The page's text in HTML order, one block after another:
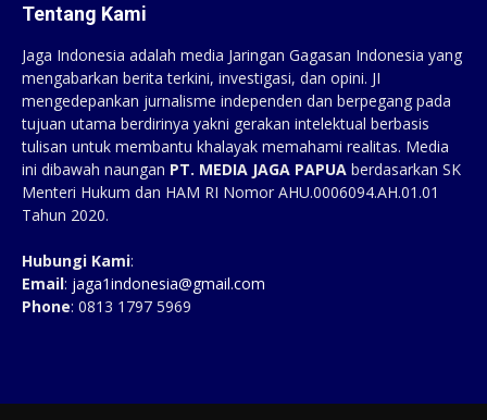
Tentang Kami
Jaga Indonesia adalah media Jaringan Gagasan Indonesia yang
mengabarkan berita terkini, investigasi, dan opini. JI
mengedepankan jurnalisme independen dan berpegang pada
tujuan utama berdirinya yakni gerakan intelektual berbasis
tulisan untuk membantu khalayak memahami realitas. Media
ini dibawah naungan PT. MEDIA JAGA PAPUA berdasarkan SK
Menteri Hukum dan HAM RI Nomor AHU.0006094.AH.01.01
Tahun 2020.
Hubungi Kami:
Email: jaga1indonesia@gmail.com
Phone: 0813 1797 5969